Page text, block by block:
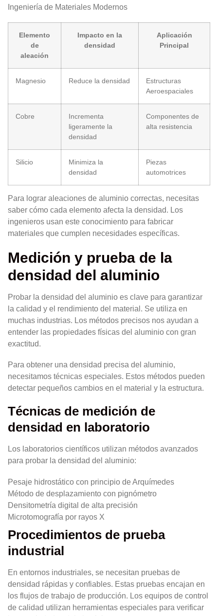
Ingeniería de Materiales Modernos
Elemento
de
aleación
Impacto en la
densidad
Aplicación
Principal
Magnesio Reduce la densidad
Estructuras
Aeroespaciales
Cobre
Incrementa
ligeramente la
densidad
Componentes de
alta resistencia
Silicio
Minimiza la
densidad
Piezas
automotrices
Para lograr aleaciones de aluminio correctas, necesitas
saber cómo cada elemento afecta la densidad. Los
ingenieros usan este conocimiento para fabricar
materiales que cumplen necesidades específicas.
Medición y prueba de la
densidad del aluminio
Probar la densidad del aluminio es clave para garantizar
la calidad y el rendimiento del material. Se utiliza en
muchas industrias. Los métodos precisos nos ayudan a
entender las propiedades físicas del aluminio con gran
exactitud.
Para obtener una densidad precisa del aluminio,
necesitamos técnicas especiales. Estos métodos pueden
detectar pequeños cambios en el material y la estructura.
Técnicas de medición de
densidad en laboratorio
Los laboratorios científicos utilizan métodos avanzados
para probar la densidad del aluminio:
Pesaje hidrostático con principio de Arquímedes
Método de desplazamiento con pignómetro
Densitometría digital de alta precisión
Microtomografía por rayos X
Procedimientos de prueba
industrial
En entornos industriales, se necesitan pruebas de
densidad rápidas y confiables. Estas pruebas encajan en
los flujos de trabajo de producción. Los equipos de control
de calidad utilizan herramientas especiales para verificar